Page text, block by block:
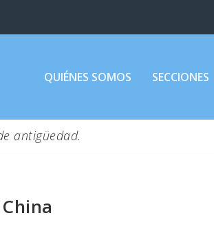
QUIÉNES SOMOS SECCIONES
antigüedad.